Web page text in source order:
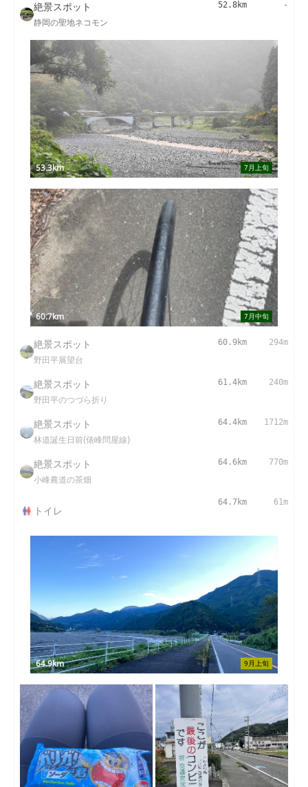
絶景スポット
静岡の聖地ネコモン
52.8km -
7月上旬
53.3km
7月中旬
60.7km
絶景スポット
野田平展望台
60.9km 294m
絶景スポット
野田平のつづら折り
61.4km 240m
絶景スポット
林道誕生日前(俵峰問屋線)
64.4km 1712m
絶景スポット
小峰農道の茶畑
64.6km 770m
トイレ
64.7km 61m
9月上旬
64.9km